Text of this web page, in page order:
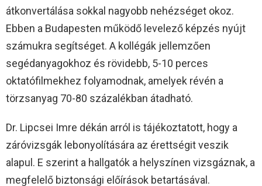
átkonvertálása sokkal nagyobb nehézséget okoz.
Ebben a Budapesten működő levelező képzés nyújt
számukra segítséget. A kollégák jellemzően
segédanyagokhoz és rövidebb, 5-10 perces
oktatófilmekhez folyamodnak, amelyek révén a
törzsanyag 70-80 százalékban átadható.
Dr. Lipcsei Imre dékán arról is tájékoztatott, hogy a
záróvizsgák lebonyolítására az érettségit veszik
alapul. E szerint a hallgatók a helyszínen vizsgáznak, a
megfelelő biztonsági előírások betartásával.